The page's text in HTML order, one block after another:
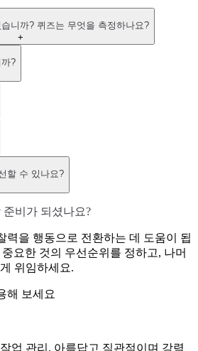
니까? 퀴즈는 무엇을 측정하나요?
+
?
할 수 있나요?
비가 되셨나요?
력을 행동으로 전환하는 데 도움이 됩
요한 것의 우선순위를 정하고, 나머
위임하세요.
해 보세요
업 관리. 아름답고 직관적이며 강력